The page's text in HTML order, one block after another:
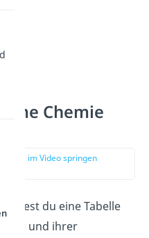
Chemie
Stelle im Video springen
findest du eine Tabelle
und ihrer